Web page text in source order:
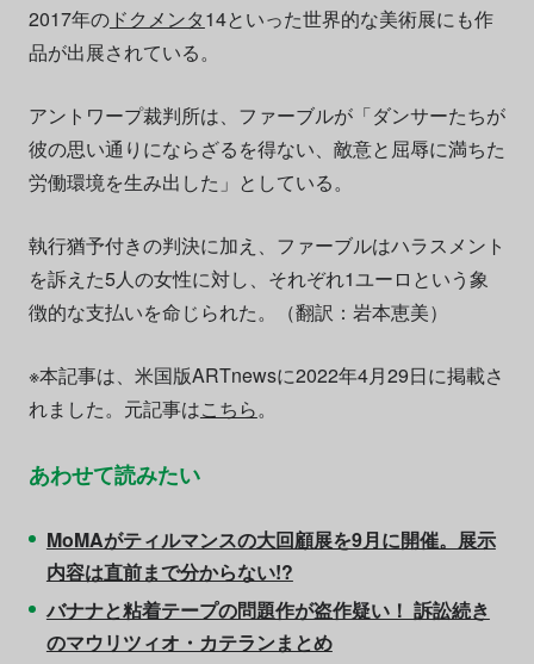
2017年のドクメンタ14といった世界的な美術展にも作
品が出展されている。
アントワープ裁判所は、ファーブルが「ダンサーたちが
彼の思い通りにならざるを得ない、敵意と屈辱に満ちた
労働環境を生み出した」としている。
執行猶予付きの判決に加え、ファーブルはハラスメント
を訴えた5人の女性に対し、それぞれ1ユーロという象
徴的な支払いを命じられた。（翻訳：岩本恵美）
※本記事は、米国版ARTnewsに2022年4月29日に掲載さ
れました。元記事はこちら。
あわせて読みたい
MoMAがティルマンスの大回顧展を9月に開催。展示
内容は直前まで分からない!?
バナナと粘着テープの問題作が盗作疑い！ 訴訟続き
のマウリツィオ・カテランまとめ